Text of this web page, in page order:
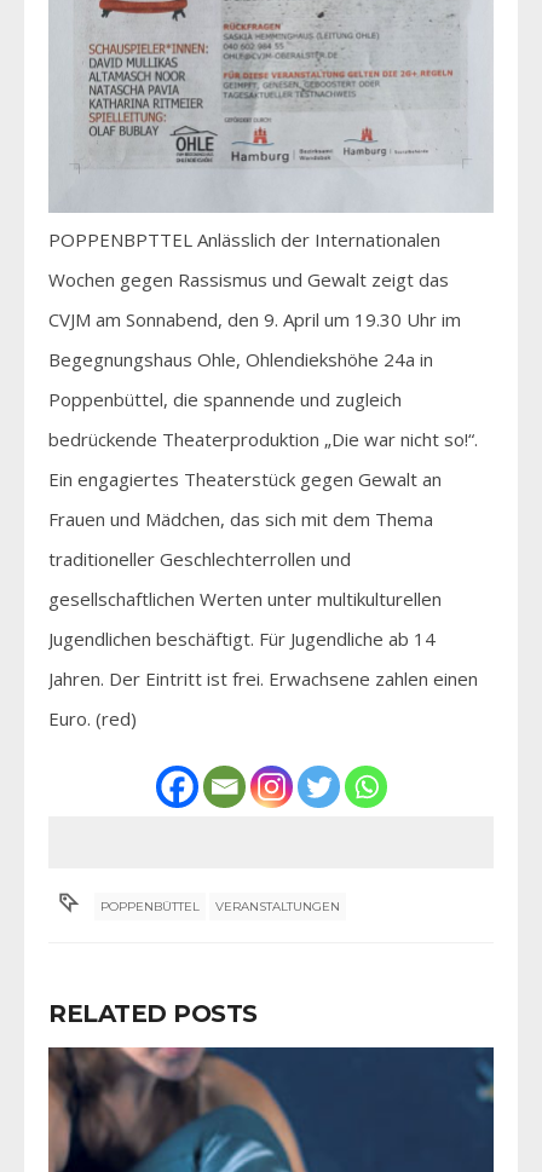
POPPENBPTTEL Anlässlich der Internationalen
Wochen gegen Rassismus und Gewalt zeigt das
CVJM am Sonnabend, den 9. April um 19.30 Uhr im
Begegnungshaus Ohle, Ohlendiekshöhe 24a in
Poppenbüttel, die spannende und zugleich
bedrückende Theaterproduktion „Die war nicht so!“.
Ein engagiertes Theaterstück gegen Gewalt an
Frauen und Mädchen, das sich mit dem Thema
traditioneller Geschlechterrollen und
gesellschaftlichen Werten unter multikulturellen
Jugendlichen beschäftigt. Für Jugendliche ab 14
Jahren. Der Eintritt ist frei. Erwachsene zahlen einen
Euro. (red)
POPPENBÜTTEL VERANSTALTUNGEN
RELATED POSTS